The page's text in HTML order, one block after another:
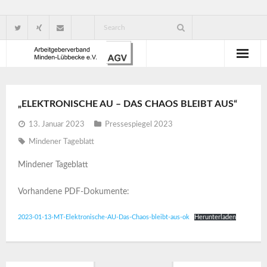
Verbandsorganisation
Gute Gründe für eine Mitgliedschaft
„ELEKTRONISCHE AU – DAS CHAOS BLEIBT AUS“
13. Januar 2023 Pressespiegel 2023
Mindener Tageblatt
Mindener Tageblatt
Vorhandene PDF-Dokumente:
2023-01-13-MT-Elektronische-AU-Das-Chaos-bleibt-aus-ok Herunterladen